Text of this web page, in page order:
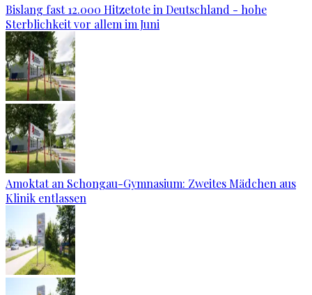
Bislang fast 12.000 Hitzetote in Deutschland - hohe
Sterblichkeit vor allem im Juni
Amoktat an Schongau-Gymnasium: Zweites Mädchen aus
Klinik entlassen